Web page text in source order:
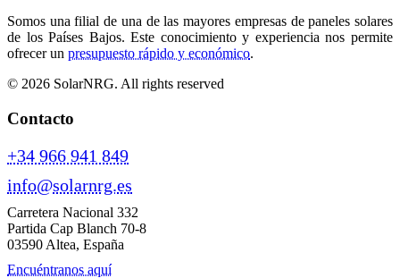
Somos una filial de una de las mayores empresas de paneles solares
de los Países Bajos. Este conocimiento y experiencia nos permite
ofrecer un presupuesto rápido y económico.
© 2026 SolarNRG. All rights reserved
Contacto
+34 966 941 849
info@solarnrg.es
Carretera Nacional 332
Partida Cap Blanch 70-8
03590 Altea, España
Encuéntranos aquí